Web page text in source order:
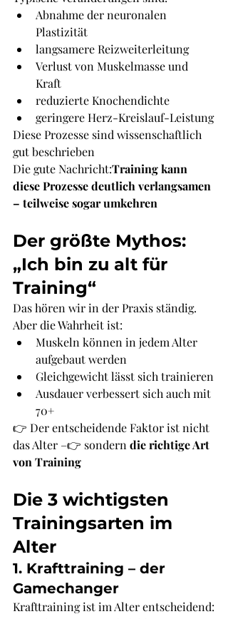
Abnahme der neuronalen
Plastizität
langsamere Reizweiterleitung
Verlust von Muskelmasse und
Kraft
reduzierte Knochendichte
geringere Herz-Kreislauf-Leistung
Diese Prozesse sind wissenschaftlich
gut beschrieben
Die gute Nachricht:Training kann
diese Prozesse deutlich verlangsamen
– teilweise sogar umkehren
Der größte Mythos:
„Ich bin zu alt für
Training“
Das hören wir in der Praxis ständig.
Aber die Wahrheit ist:
Muskeln können in jedem Alter
aufgebaut werden
Gleichgewicht lässt sich trainieren
Ausdauer verbessert sich auch mit
70+
👉 Der entscheidende Faktor ist nicht
das Alter –👉 sondern die richtige Art
von Training
Die 3 wichtigsten
Trainingsarten im
Alter
1. Krafttraining – der
Gamechanger
Krafttraining ist im Alter entscheidend: